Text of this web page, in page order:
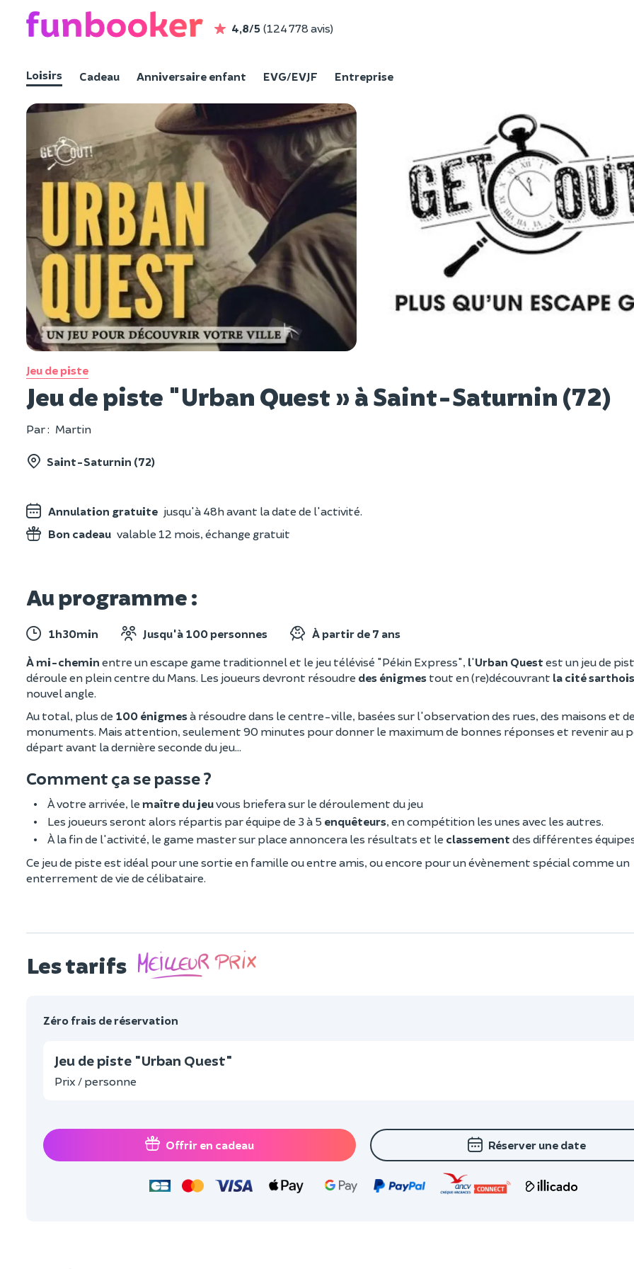
4,8/5 (124 778 avis)
Loisirs Cadeau Anniversaire enfant EVG/EVJF Entreprise
Jeu de piste
Jeu de piste "Urban Quest » à Saint-Saturnin (72)
Par : Martin
Saint-Saturnin (72)
Annulation gratuite jusqu'à 48h avant la date de l'activité.
Bon cadeau valable 12 mois, échange gratuit
Au programme :
1h30min Jusqu'à 100 personnes À partir de 7 ans
À mi-chemin entre un escape game traditionnel et le jeu télévisé "Pékin Express", l'Urban Quest est un jeu de
déroule en plein centre du Mans. Les joueurs devront résoudre des énigmes tout en (re)découvrant la cité
nouvel angle.
Au total, plus de 100 énigmesà résoudre dans le centre-ville, basées sur l'observation des rues, des maisons et
monuments. Mais attention, seulement 90 minutes pour donner le maximum de bonnes réponses et revenir au
départ avant la dernière seconde du jeu...
Comment ça se passe ?
À votre arrivée, le maître du jeuvous briefera sur le déroulement du jeu
Les joueurs seront alors répartis par équipe de 3 à 5 enquêteurs, en compétition les unes avec les autres.
À la fin de l'activité, le game master sur place annoncera les résultats et le classement des différentes
Ce jeu de piste est idéal pour une sortie en famille ou entre amis, ou encore pour un évènement spécial comme un
enterrement de vie de célibataire.
Les tarifs
Zéro frais de réservation
Jeu de piste "Urban Quest"
Prix / personne
Offrir en cadeau Réserver une date